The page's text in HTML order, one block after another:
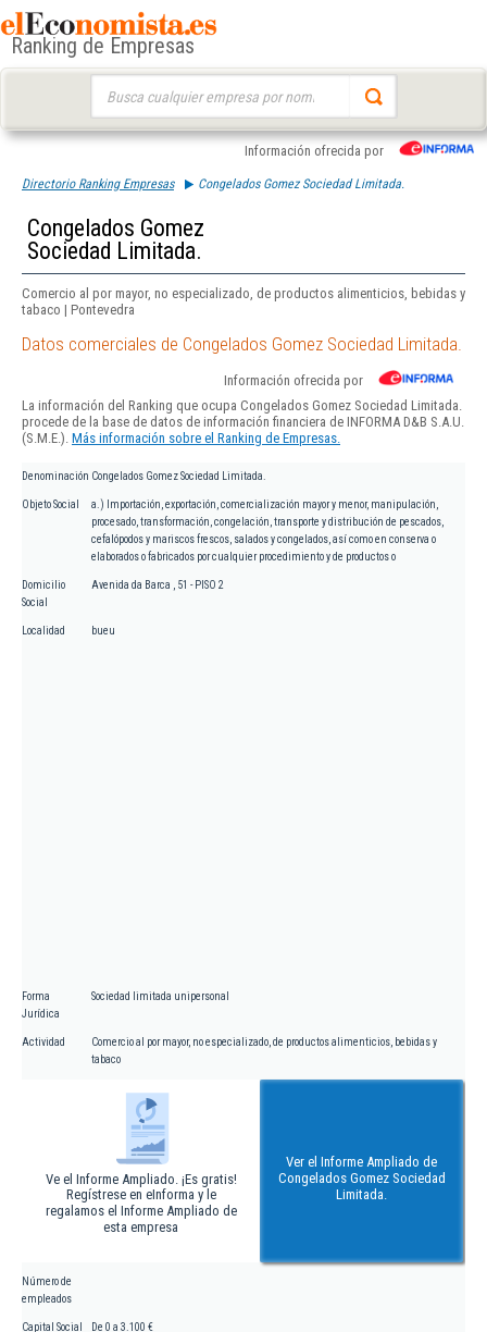
Ranking de Empresas
Información ofrecida por
Directorio Ranking Empresas Congelados Gomez Sociedad Limitada.
Congelados Gomez
Sociedad Limitada.
Comercio al por mayor, no especializado, de productos alimenticios, bebidas y
tabaco | Pontevedra
Datos comerciales de Congelados Gomez Sociedad Limitada.
Información ofrecida por
La información del Ranking que ocupa Congelados Gomez Sociedad Limitada.
procede de la base de datos de información financiera de INFORMA D&B S.A.U.
(S.M.E.). Más información sobre el Ranking de Empresas.
Denominación Congelados Gomez Sociedad Limitada.
Objeto Social
a.) Importación, exportación, comercialización mayor y menor, manipulación,
procesado, transformación, congelación, transporte y distribución de pescados,
cefalópodos y mariscos frescos, salados y congelados, así como en conserva o
elaborados o fabricados por cualquier procedimiento y de productos o
Domicilio
Social
Avenida da Barca , 51 - PISO 2
Localidad bueu
Forma
Jurídica
Sociedad limitada unipersonal
Actividad
Comercio al por mayor, no especializado, de productos alimenticios, bebidas y
tabaco
Ve el Informe Ampliado. ¡Es gratis!
Regístrese en eInforma y le
regalamos el Informe Ampliado de
esta empresa
Ver el Informe Ampliado de
Congelados Gomez Sociedad
Limitada.
Número de
empleados
Capital Social De 0 a 3.100 €